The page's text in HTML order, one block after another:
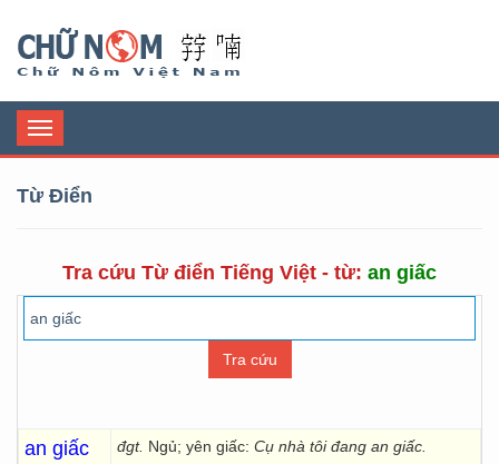
Toggle
navigation
Từ Điển
Tra cứu Từ điển Tiếng Việt - từ: an giấc
an giấc đgt. Ngủ; yên giấc: Cụ nhà tôi đang an giấc.